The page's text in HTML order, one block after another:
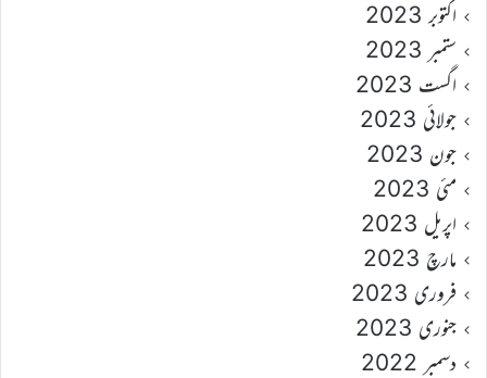
اکتوبر 2023
ستمبر 2023
اگست 2023
جولائی 2023
جون 2023
مئی 2023
اپریل 2023
مارچ 2023
فروری 2023
جنوری 2023
دسمبر 2022